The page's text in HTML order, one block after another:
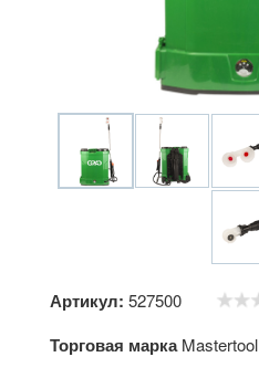
Артикул: 527500
Торговая марка Mastertool